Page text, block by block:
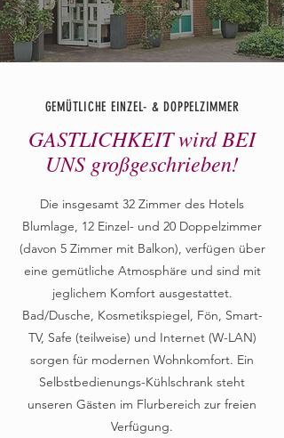
GEMÜTLICHE EINZEL- & DOPPELZIMMER
GASTLICHKEIT wird BEI
UNS großgeschrieben!
Die insgesamt 32 Zimmer des Hotels
Blumlage, 12 Einzel- und 20 Doppelzimmer
(davon 5 Zimmer mit Balkon), verfügen über
eine gemütliche Atmosphäre und sind mit
jeglichem Komfort ausgestattet.
Bad/Dusche, Kosmetikspiegel, Fön, Smart-
TV, Safe (teilweise) und Internet (W-LAN)
sorgen für modernen Wohnkomfort. Ein
Selbstbedienungs-Kühlschrank steht
unseren Gästen im Flurbereich zur freien
Verfügung.